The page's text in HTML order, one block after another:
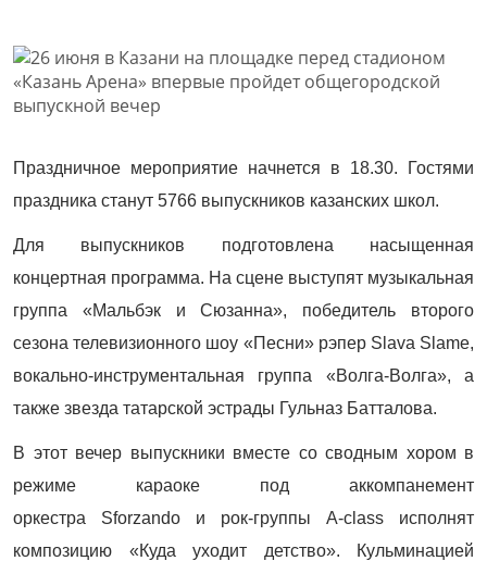
Праздничное мероприятие начнется в 18.30. Гостями
праздника станут 5766 выпускников казанских школ.
Для выпускников подготовлена насыщенная
концертная программа. На сцене выступят музыкальная
группа «Мальбэк и Сюзанна», победитель второго
сезона телевизионного шоу «Песни» рэпер Slava Slame,
вокально-инструментальная группа «Волга-Волга», а
также звезда татарской эстрады Гульназ Батталова.
В этот вечер выпускники вместе со сводным хором в
режиме караоке под аккомпанемент
оркестра Sforzando и рок-группы A-class исполнят
композицию «Куда уходит детство». Кульминацией